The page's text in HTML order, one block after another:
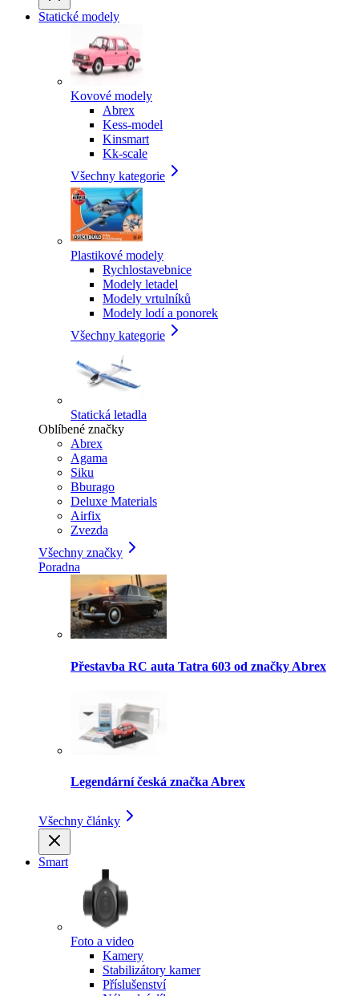
Statické modely
Kovové modely
Abrex
Kess-model
Kinsmart
Kk-scale
Všechny kategorie
Plastikové modely
Rychlostavebnice
Modely letadel
Modely vrtulníků
Modely lodí a ponorek
Všechny kategorie
Statická letadla
Oblíbené značky
Abrex
Agama
Siku
Bburago
Deluxe Materials
Airfix
Zvezda
Všechny značky
Poradna
Přestavba RC auta Tatra 603 od značky Abrex
Legendární česká značka Abrex
Všechny články
Smart
Foto a video
Kamery
Stabilizátory kamer
Příslušenství